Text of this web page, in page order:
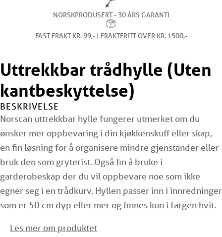
NORSKPRODUSERT - 30 ÅRS GARANTI
FAST FRAKT KR. 99,- | FRAKTFRITT OVER KR. 1500,-
Uttrekkbar trådhylle (Uten
kantbeskyttelse)
BESKRIVELSE
Norscan uttrekkbar hylle fungerer utmerket om du
ønsker mer oppbevaring i din kjøkkenskuff eller skap,
en fin løsning for å organisere mindre gjenstander eller
bruk den som gryterist. Også fin å bruke i
garderobeskap der du vil oppbevare noe som ikke
egner seg i en trådkurv. Hyllen passer inn i innredninger
som er 50 cm dyp eller mer og finnes kun i fargen hvit.
Den monteres medNorscan rollerskinner,
Les mer om produktet